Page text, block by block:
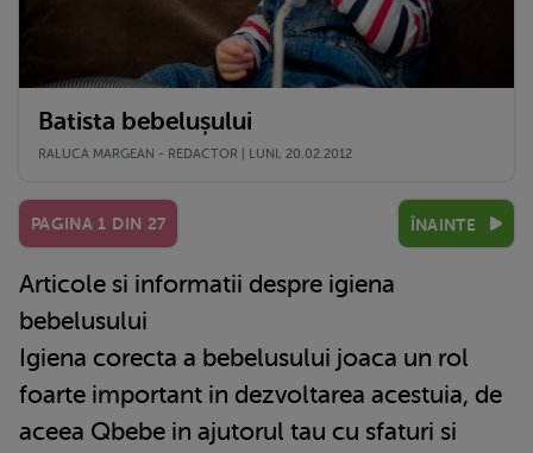
Batista bebelușului
RALUCA MARGEAN - REDACTOR | LUNI, 20.02.2012
PAGINA 1 DIN 27 ÎNAINTE
Articole si informatii despre igiena
bebelusului
Igiena corecta a bebelusului joaca un rol
foarte important in dezvoltarea acestuia, de
aceea Qbebe in ajutorul tau cu sfaturi si